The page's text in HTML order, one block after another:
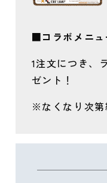
■コラボメニュ
1注文につき、
ゼント！
※なくなり次第